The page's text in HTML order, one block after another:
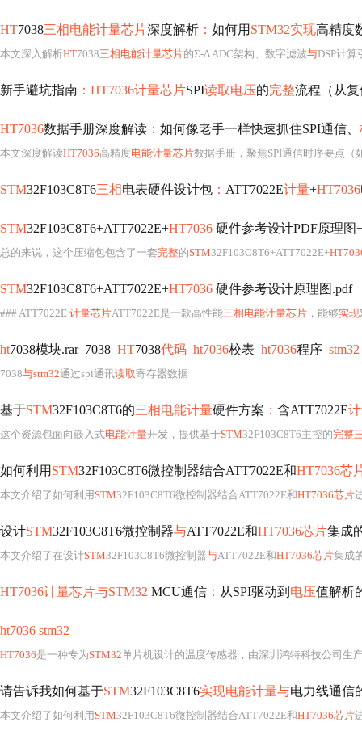
HT7038三相电能计量芯片深度解析 ： 如何用 STM32实现高精度
本文深入解析HT7038三相电能计量芯片的Σ-Δ ADC架构、数字滤波与DSP计算
新手避坑指南 ：HT7036计量芯片SPI读取电压的完整流程（从
HT7036数据手册深度解读 ： 如何像老手一样快速抓住SPI通信、
本文深度解读HT7036高精度电能计量芯片数据手册，聚焦SPI通信时序要点（如复位电平、电源稳定时间、D3初始
STM32F103C8T6三相电表硬件设计包 ： ATT7022E计量+HT7036
STM32F103C8T6+ATT7022E+HT7036 硬件参考设计PDF原理图+数据手
总的来说，这个压缩包包含了一套完整的STM32F103C8T6+ATT7022E+
STM32F103C8T6+ATT7022E+HT7036 硬件参考设计原理图.pdf
### ATT7022E 计量芯片ATT7022E是一款高性能三相电能计量芯片 ，能够实现
ht7038模块.rar_7038_ HT7038代码_ht7036校表_ ht7036程序_
7038与stm32通过spi通讯读取寄存器数据
基于STM32F103C8T6的三相电能计量硬件方案 ： 含ATT7022E
这个资源包面向嵌入式电能计量开发，提供基于STM32F103C8T6主控的完整
如何利用 STM32F103C8T6微控制器结合ATT7022E和HT7036芯
本文介绍了如何利用STM32F103C8T6微控制器结合ATT7022E和HT7036芯片
设计STM32F103C8T6微控制器与ATT7022E和HT7036芯片集成
本文介绍了在设计STM32F103C8T6微控制器与ATT7022E和HT7036芯片集成
HT7036计量芯片与STM32 MCU通信 ： 从SPI驱动到 电压值解析
ht7036 stm32
HT7036是一种专为STM32单片机设计的温度传感器，由深圳鸿特科技公司生产。它能在-55°C至+125°C的宽温度范围内工作，具
请告诉我如何基于STM32F103C8T6实现电能计量与电力线通信
本文介绍了如何利用STM32F103C8T6微控制器结合ATT7022E和HT7036芯片